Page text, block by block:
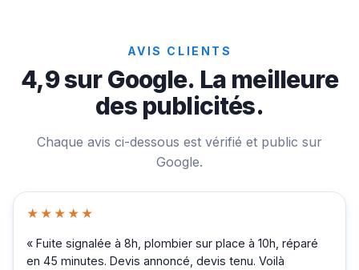
AVIS CLIENTS
4,9 sur Google. La meilleure
des publicités.
Chaque avis ci-dessous est vérifié et public sur
Google.
★★★★★
« Fuite signalée à 8h, plombier sur place à 10h, réparé
en 45 minutes. Devis annoncé, devis tenu. Voilà